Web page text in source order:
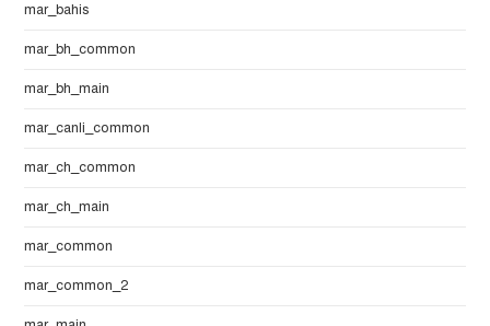
mar_bahis
mar_bh_common
mar_bh_main
mar_canli_common
mar_ch_common
mar_ch_main
mar_common
mar_common_2